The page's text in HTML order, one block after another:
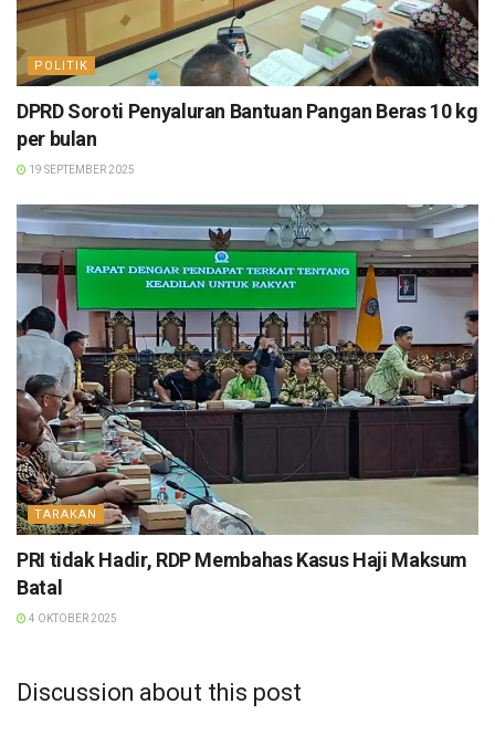
POLITIK
DPRD Soroti Penyaluran Bantuan Pangan Beras 10 kg
per bulan
19 SEPTEMBER 2025
TARAKAN
PRI tidak Hadir, RDP Membahas Kasus Haji Maksum
Batal
4 OKTOBER 2025
Discussion about this post